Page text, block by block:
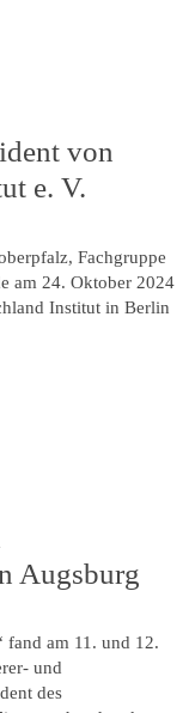
von
e. V.
Fachgruppe
am 24. Oktober 2024
Institut in Berlin
Augsburg
am 11. und 12.
und
des